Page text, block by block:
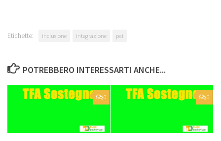
Etichette: inclusione integrazione pai
POTREBBERO INTERESSARTI ANCHE...
0 0